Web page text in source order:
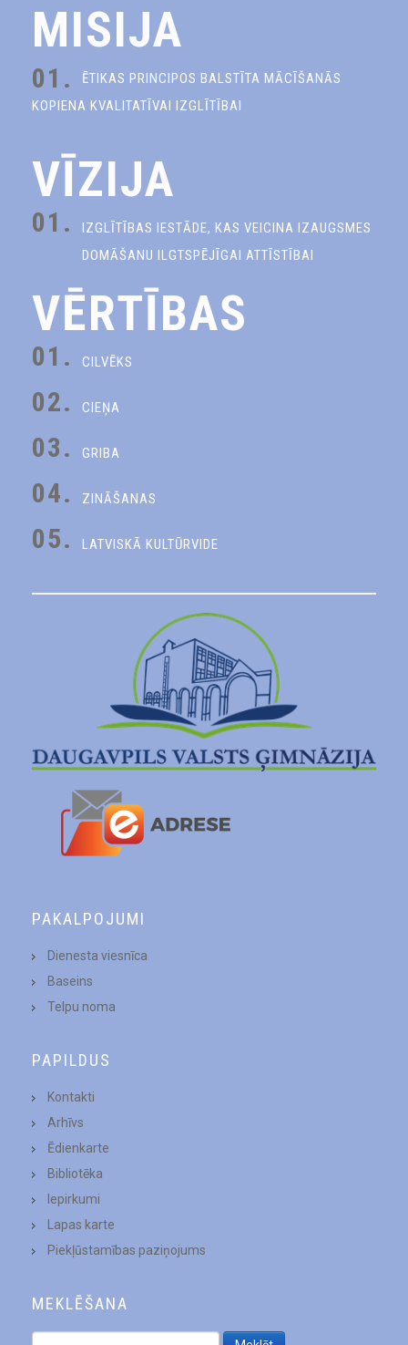
MISIJA
01.
ĒTIKAS PRINCIPOS BALSTĪTA MĀCĪŠANĀS
KOPIENA KVALITATĪVAI IZGLĪTĪBAI
VĪZIJA
01.
IZGLĪTĪBAS IESTĀDE, KAS VEICINA IZAUGSMES
DOMĀŠANU ILGTSPĒJĪGAI ATTĪSTĪBAI
VĒRTĪBAS
01. CILVĒKS
02. CIEŅA
03. GRIBA
04. ZINĀŠANAS
05. LATVISKĀ KULTŪRVIDE
PAKALPOJUMI
Dienesta viesnīca
Baseins
Telpu noma
PAPILDUS
Kontakti
Arhīvs
Ēdienkarte
Bibliotēka
Iepirkumi
Lapas karte
Piekļūstamības paziņojums
MEKLĒŠANA